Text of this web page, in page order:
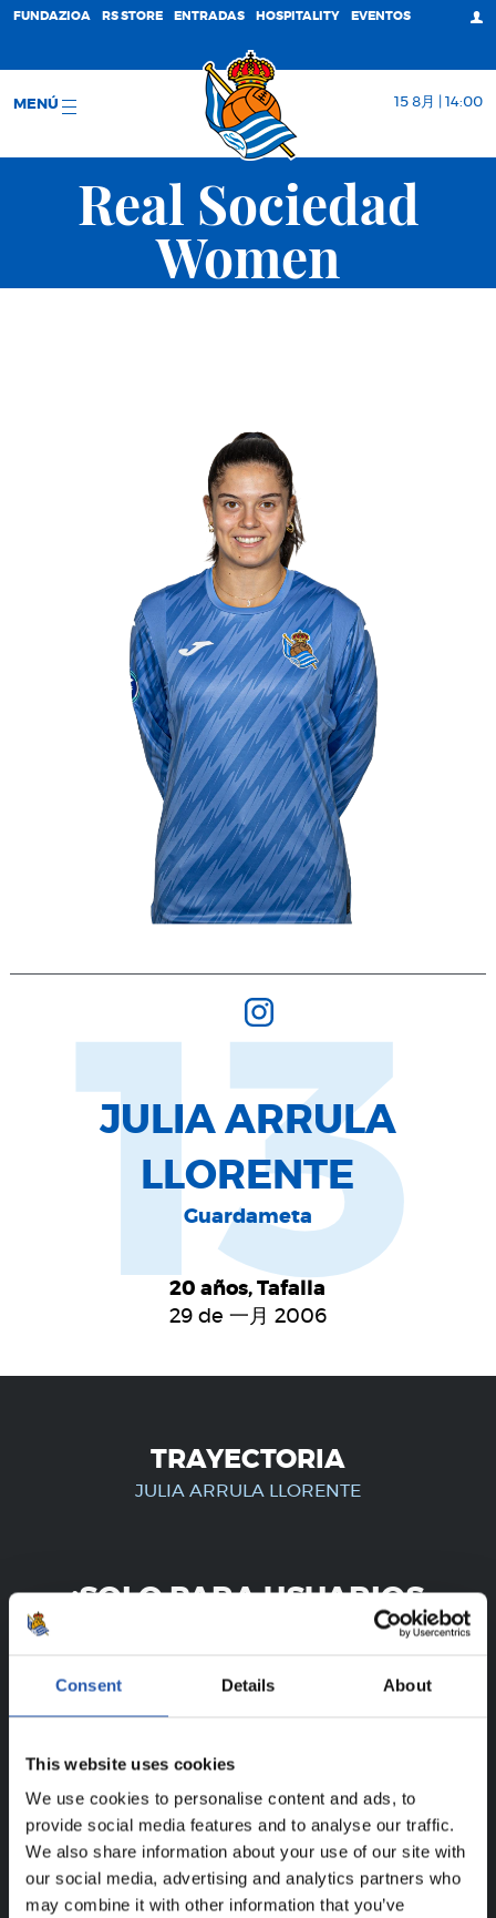
Consent Details About
This website uses cookies
We use cookies to personalise content and ads, to
provide social media features and to analyse our traffic.
We also share information about your use of our site with
our social media, advertising and analytics partners who
may combine it with other information that you’ve
FUNDAZIOA RS STORE ENTRADAS HOSPITALITY EVENTOS
MENÚ 15 8月 | 14:00
Real Sociedad
Women
JULIA ARRULA
LLORENTE
Guardameta
20 años, Tafalla
29 de 一月 2006
13
TRAYECTORIA
JULIA ARRULA LLORENTE
¡SOLO PARA USUARIOS
Este contenido es solo para los usuarios registrados en
Regístrate haciendo clic en el